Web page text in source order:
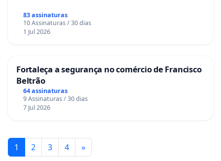
83 assinaturas
10 Assinaturas / 30 dias
1 Jul 2026
Fortaleça a segurança no comércio de Francisco
Beltrão
64 assinaturas
9 Assinaturas / 30 dias
7 Jul 2026
1 2 3 4 »